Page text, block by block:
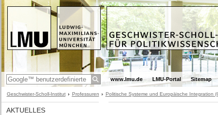
www.lmu.de LMU-Portal Sitemap
Geschwister-Scholl-Institut Professuren Politische Systeme und Europäische Integration
AKTUELLES